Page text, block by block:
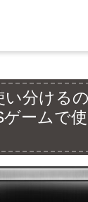
分ける
ゲームで